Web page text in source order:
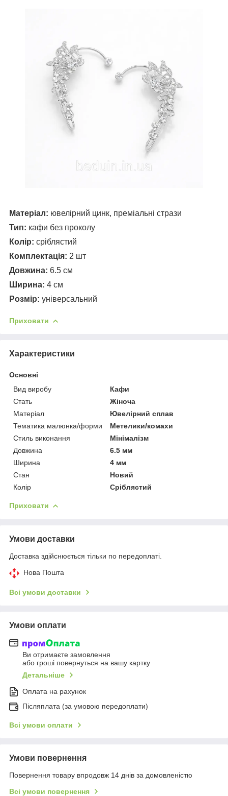
Матеріал: ювелірний цинк, преміальні стрази
Тип: кафи без проколу
Колір: сріблястий
Комплектація: 2 шт
Довжина: 6.5 см
Ширина: 4 см
Розмір: універсальний
Приховати
Характеристики
Основні
Вид виробу
Кафи
Стать
Жіноча
Матеріал
Ювелірний сплав
Тематика малюнка/форми
Метелики/комахи
Стиль виконання
Мінімалізм
Довжина
6.5 мм
Ширина
4 мм
Стан
Новий
Колір
Сріблястий
Приховати
Умови доставки
Доставка здійснюється тільки по передоплаті.
Нова Пошта
Всі умови доставки
Умови оплати
Ви отримаєте замовлення
або гроші повернуться на вашу картку
Детальніше
Оплата на рахунок
Післяплата (за умовою передоплати)
Всі умови оплати
Умови повернення
Повернення товару впродовж 14 днів за домовленістю
Всі умови повернення